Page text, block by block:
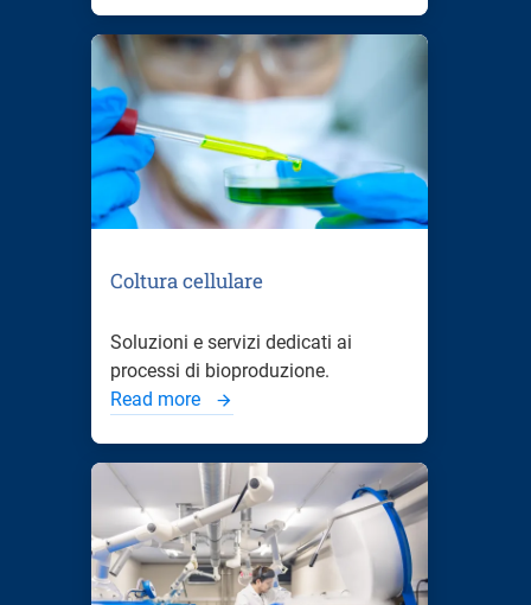
Coltura cellulare
Soluzioni e servizi dedicati ai
processi di bioproduzione.
Read more